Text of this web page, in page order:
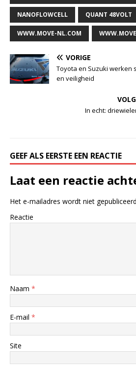
NANOFLOWCELL QUANT 48VOLT
WWW.MOVE-NL.COM
VORIGE
Toyota en Suzuki werken
en veiligheid
In echt:
GEEF ALS EERSTE EEN REACTIE
Laat een reactie
Het e-mailadres wordt niet
Reactie
Naam *
E-mail *
Site